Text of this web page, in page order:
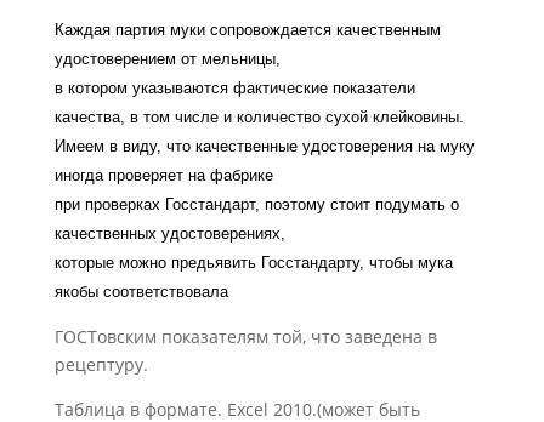
Каждая партия муки сопровождается качественным
удостоверением от мельницы,
в котором указываются фактические показатели
качества, в том числе и количество сухой клейковины.
Имеем в виду, что качественные удостоверения на муку
иногда проверяет на фабрике
при проверках Госстандарт, поэтому стоит подумать о
качественных удостоверениях,
которые можно предьявить Госстандарту, чтобы мука
якобы соответствовала
ГОСТовским показателям той, что заведена в
рецептуру.
Таблица в формате. Excel 2010.(может быть